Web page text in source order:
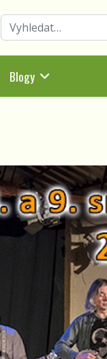
Hledat
Blogy